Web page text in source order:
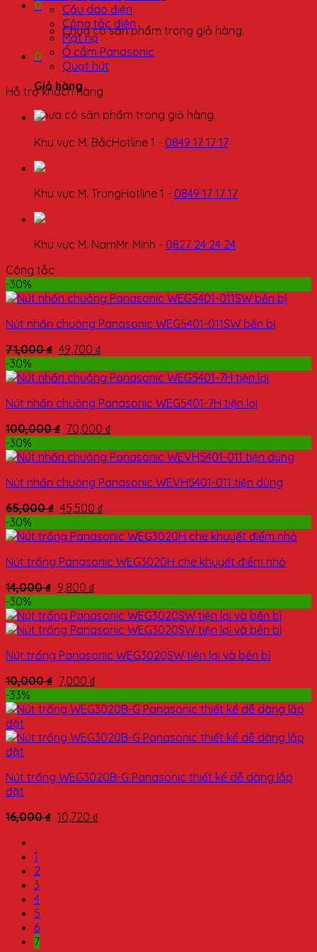
0
Chưa có sản phẩm trong giỏ hàng.
0
Giỏ hàng
Chưa có sản phẩm trong giỏ hàng.
Cầu dao điện
Công tắc điện
Mặt nạ
Ổ cắm Panasonic
Quạt hút
Hỗ trợ khách hàng
Khu vực M. BắcHotline 1 - 0849 17 17 17
Khu vực M. TrungHotline 1 - 0849 17 17 17
Khu vực M. NamMr. Minh - 0827 24 24 24
Công tắc
-30%
Nút nhấn chuông Panasonic WEG5401-011SW bền bỉ
71,000₫ 49,700 ₫
-30%
Nút nhấn chuông Panasonic WEG5401-7H tiện lợi
100,000₫ 70,000 ₫
-30%
Nút nhấn chuông Panasonic WEVH5401-011 tiện dùng
65,000₫ 45,500 ₫
-30%
Nút trống Panasonic WEG3020H che khuyết điểm nhỏ
14,000₫ 9,800 ₫
-30%
Nút trống Panasonic WEG3020SW tiện lợi và bền bỉ
10,000₫ 7,000 ₫
-33%
Nút trống WEG3020B-G Panasonic thiết kế dễ dàng lắp
đặt
16,000₫ 10,720 ₫
1
2
3
4
5
6
7